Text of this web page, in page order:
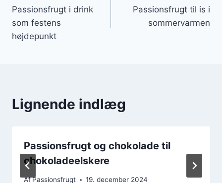
Passionsfrugt i drink
som festens
højdepunkt
Passionsfrugt til is i
sommervarmen
Lignende indlæg
Passionsfrugt og chokolade til
chokoladeelskere
AfPassionsfrugt 19. december 2024